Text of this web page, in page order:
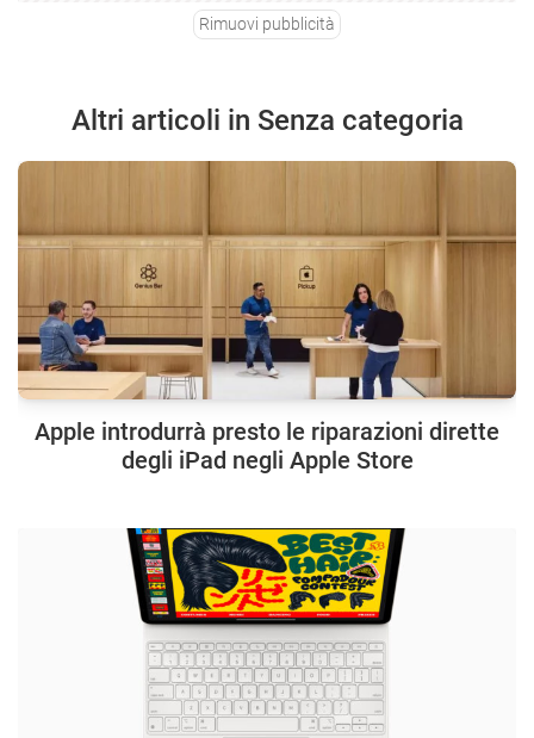
Rimuovi pubblicità
Altri articoli in Senza categoria
Apple introdurrà presto le riparazioni dirette
degli iPad negli Apple Store